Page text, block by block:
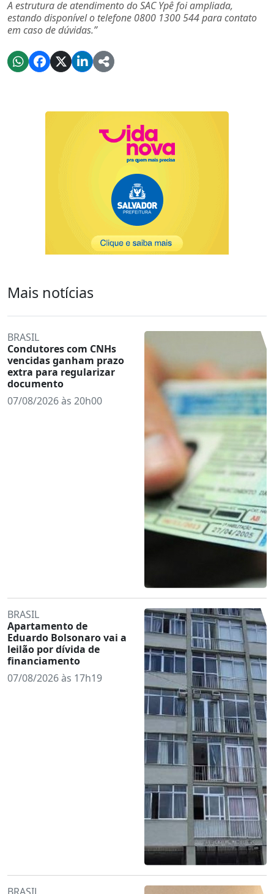
A estrutura de atendimento do SAC Ypê foi ampliada,
estando disponível o telefone 0800 1300 544 para contato
em caso de dúvidas.”
Mais notícias
BRASIL
Condutores com CNHs
vencidas ganham prazo
extra para regularizar
documento
07/08/2026 às 20h00
BRASIL
Apartamento de
Eduardo Bolsonaro vai a
leilão por dívida de
financiamento
07/08/2026 às 17h19